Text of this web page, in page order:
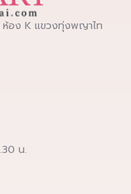
อง K แขวงทุ่งพญาไท
น.